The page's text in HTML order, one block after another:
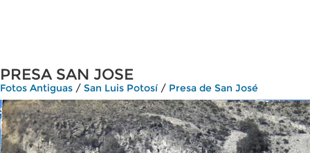
PRESA SAN JOSE
Fotos Antiguas / San Luis Potosí / Presa de San José